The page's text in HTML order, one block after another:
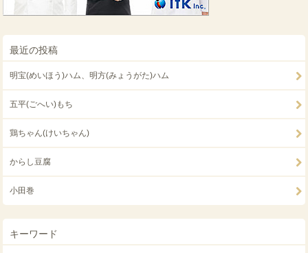
最近の投稿
明宝(めいほう)ハム、明方(みょうがた)ハム
五平(ごへい)もち
鶏ちゃん(けいちゃん)
からし豆腐
小田巻
キーワード